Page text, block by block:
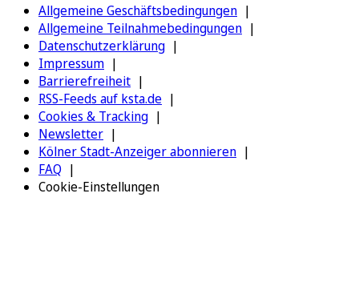
Allgemeine Geschäftsbedingungen
Allgemeine Teilnahmebedingungen
Datenschutzerklärung
Impressum
Barrierefreiheit
RSS-Feeds auf ksta.de
Cookies & Tracking
Newsletter
Kölner Stadt-Anzeiger abonnieren
FAQ
Cookie-Einstellungen